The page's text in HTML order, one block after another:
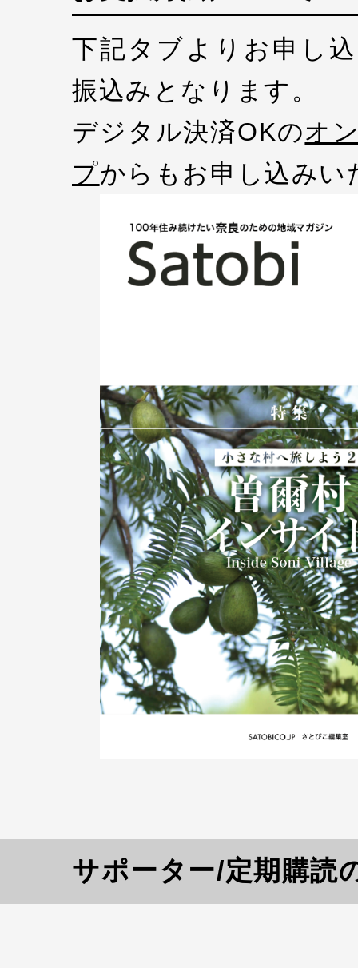
下記タブよりお申し
振込みとなります。
デジタル決済OKのオ
プからもお申し込みい
サポーター/定期購読